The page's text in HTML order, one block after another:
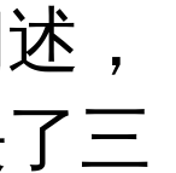
，
三